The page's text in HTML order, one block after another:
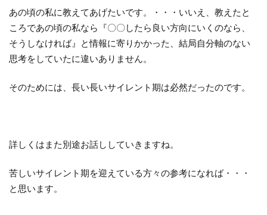
あの頃の私に教えてあげたいです。・・・いいえ、教えたと
ころであの頃の私なら『〇〇したら良い方向にいくのなら、
そうしなければ』と情報に寄りかかった、結局自分軸のない
思考をしていたに違いありません。
そのためには、長い長いサイレント期は必然だったのです。
詳しくはまた別途お話ししていきますね。
苦しいサイレント期を迎えている方々の参考になれば・・・
と思います。